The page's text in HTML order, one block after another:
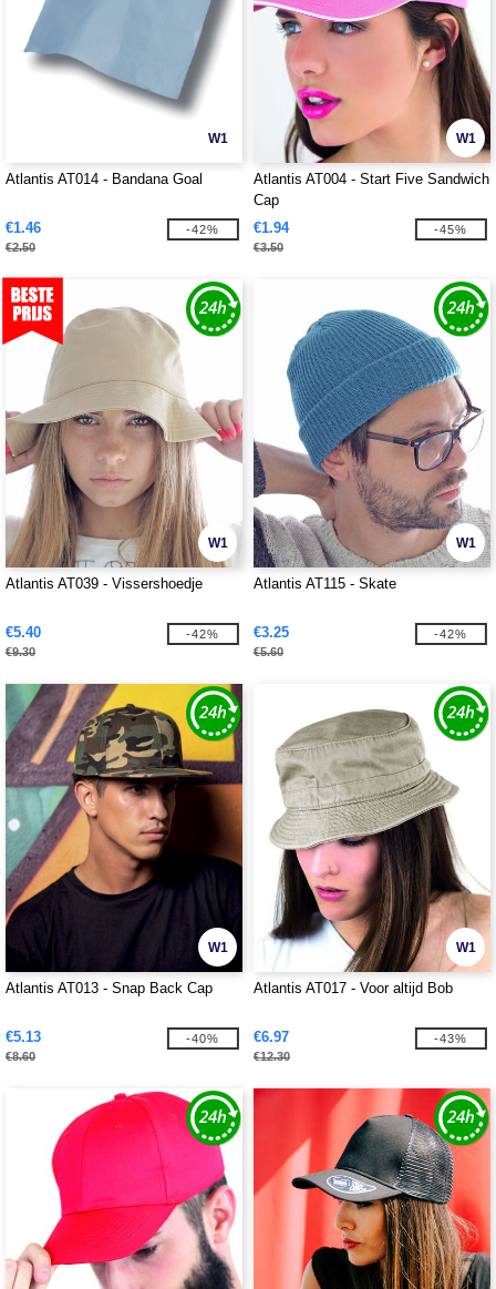
W1
Atlantis AT014 - Bandana Goal
€1.46
€2.50
-42%
W1
Atlantis AT004 - Start Five Sandwich
Cap
€1.94
€3.50
-45%
W1
Atlantis AT039 - Vissershoedje
€5.40
€9.30
-42%
W1
Atlantis AT115 - Skate
€3.25
€5.60
-42%
W1
Atlantis AT013 - Snap Back Cap
€5.13
€8.60
-40%
W1
Atlantis AT017 - Voor altijd Bob
€6.97
€12.30
-43%